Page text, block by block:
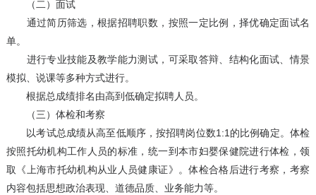
（二）面试
通过简历筛选，根据招聘职数，按照一定比例，择优确定面试名
单。
进行专业技能及教学能力测试，可采取答辩、结构化面试、情景
模拟、说课等多种方式进行。
根据总成绩排名由高到低确定拟聘人员。
（三）体检和考察
以考试总成绩从高至低顺序，按招聘岗位数1:1的比例确定。体检
按照托幼机构工作人员的标准，统一到本市妇婴保健院进行体检，领
取《上海市托幼机构从业人员健康证》。体检合格后进行考察，考察
内容包括思想政治表现、道德品质、业务能力等。